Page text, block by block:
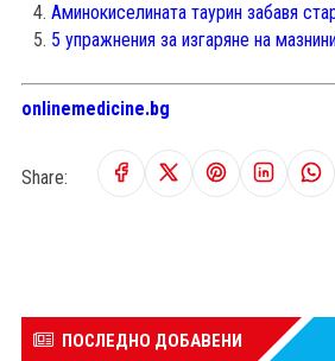
Аминокиселината таурин забавя
5 упражнения за изгаряне на
onlinemedicine.bg
Share:
ПОСЛЕДНО ДОБАВЕНИ